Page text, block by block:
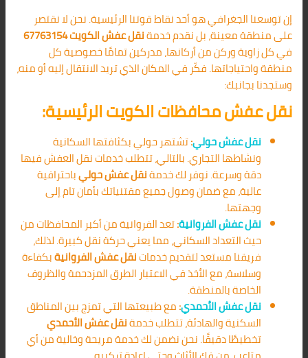
إن توسعنا الجغرافي هو أحد نقاط قوتنا الرئيسية. نحن لا نقتصر
على منطقة معينة، بل نقدم خدمةنقل عفش الكويت 67763154
في كل زاوية وركن من أركانها، مدركين تمامًا خصوصية كل
منطقة واحتياجاتها. فكّر في المكان الذي تريد الانتقال إليه أو منه،
وستجدنا بجانبك:
نقل عفش محافظات الكويت الرئيسية:
نقل عفش حولي:تشتهر حولي بكثافتها السكانية
ونشاطها التجاري. بالتالي، تتطلب خدمات نقل العفش فيها
دقة وسرعة. نوفر لك خدمةنقل عفش حوليباحترافية
عالية، مع ضمان وصول جميع مقتنياتك بأمان تام إلى
وجهتها.
نقل عفش الفروانية:تعد الفروانية من أكبر المحافظات من
حيث التعداد السكاني، مما يعني حركة نقل كبيرة. لذلك،
فريقنا مستعد لتقديم خدماتنقل عفش الفروانيةبكفاءة
وسلاسة، مع الأخذ في الاعتبار الطرق المزدحمة والظروف
الخاصة بالمنطقة.
نقل عفش الأحمدي:مع طبيعتها التي تمزج بين المناطق
السكنية والهادئة، تتطلب خدمةنقل عفش الأحمدي
تخطيطًا دقيقًا. نحن نضمن لك خدمة مريحة وخالية من أي